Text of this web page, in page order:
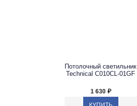
Потолочный светильник
Technical C010CL-01GF
1 630 ₽